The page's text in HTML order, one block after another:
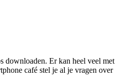
downloaden. Er kan heel veel met
café stel je al je vragen over